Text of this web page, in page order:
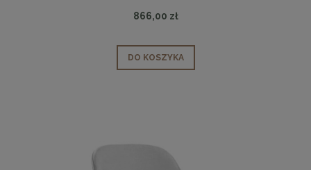
866,00 zł
DO KOSZYKA